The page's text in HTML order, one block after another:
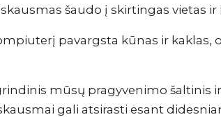
šaudo į skirtingas vietas ir
pavargsta kūnas ir kaklas,
mūsų pragyvenimo šaltinis ir
gali atsirasti esant